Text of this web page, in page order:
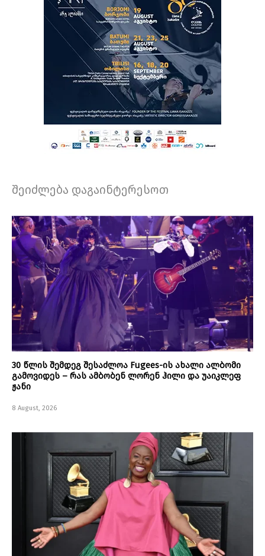
შეიძლება დაგაინტერესოთ
30 წლის შემდეგ შესაძლოა Fugees-ის ახალი ალბომი
გამოვიდეს – რას ამბობენ ლორენ ჰილი და უაიკლეფ
ჟანი
8 August, 2026